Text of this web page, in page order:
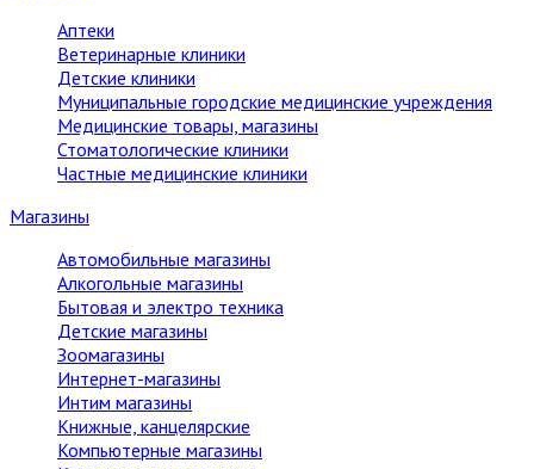
Аптеки
Ветеринарные клиники
Детские клиники
Муниципальные городские медицинские учреждения
Медицинские товары, магазины
Стоматологические клиники
Частные медицинские клиники
Магазины
Автомобильные магазины
Алкогольные магазины
Бытовая и электро техника
Детские магазины
Зоомагазины
Интернет-магазины
Интим магазины
Книжные, канцелярские
Компьютерные магазины